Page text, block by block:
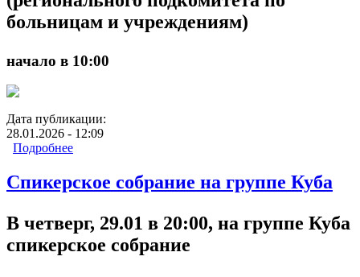
больницам и учреждениям)
начало в 10:00
Дата публикации:
28.01.2026 - 12:09
Подробнее
Спикерское собрание на группе Куба
В четверг, 29.01 в 20:00, на группе Куба
спикерское собрание